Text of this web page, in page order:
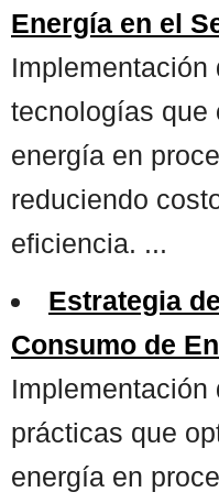
Energía en el
Implementación
tecnologías que
energía en
reduciendo
eficiencia. ...
Estrategia
Consumo de
prácticas que
energía en